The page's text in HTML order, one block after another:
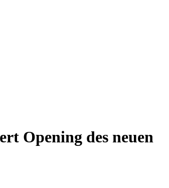
Opening des neuen